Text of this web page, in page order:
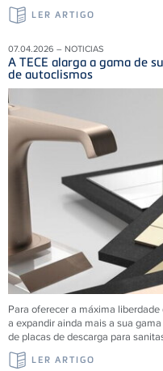
LER ARTIGO
07.04.2026 – NOTICIAS
A TECE alarga a gama de
de autoclismos
Para oferecer a máxima
a expandir ainda mais a sua
de placas de descarga para
LER ARTIGO